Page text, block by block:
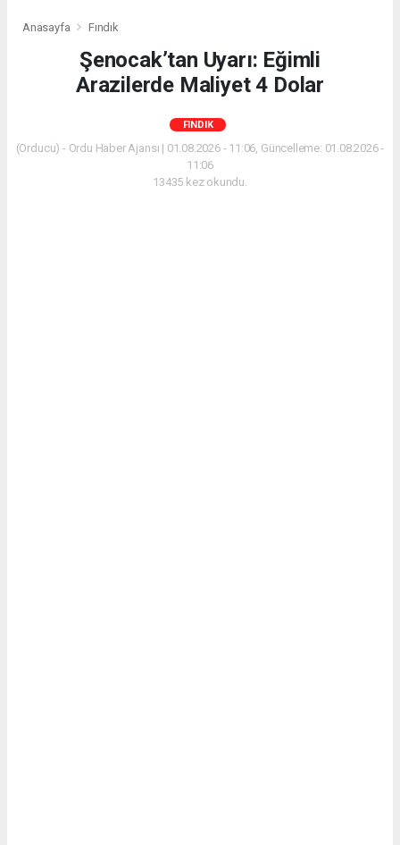
Anasayfa Fındık
Şenocak’tan Uyarı: Eğimli
Arazilerde Maliyet 4 Dolar
FINDIK
(Orducu) - Ordu Haber Ajansı | 01.08.2026 - 11:06, Güncelleme: 01.08.2026 -
11:06
13435 kez okundu.